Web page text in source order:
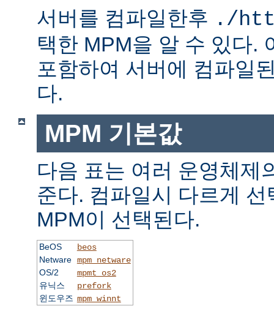
서버를 컴파일한후 ./
택한 MPM을 알 수 있다.
포함하여 서버에 컴파일
다.
MPM 기본값
다음 표는 여러 운영체제
준다. 컴파일시 다르게
MPM이 선택된다.
BeOS
beos
Netware mpm_netware
OS/2
mpmt_os2
유닉스
prefork
윈도우즈 mpm_winnt